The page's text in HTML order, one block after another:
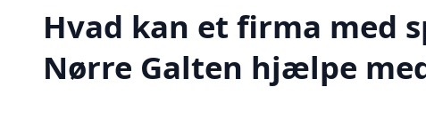
Hvad kan et firma med
Nørre Galten hjælpe